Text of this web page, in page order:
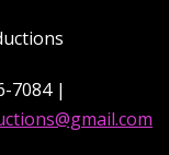
7084 |